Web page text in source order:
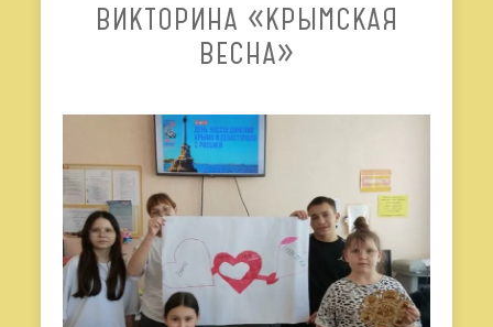
ВИКТОРИНА «КРЫМСКАЯ
ВЕСНА»